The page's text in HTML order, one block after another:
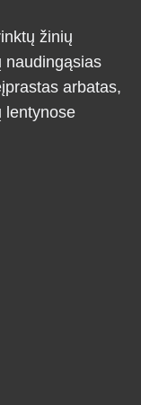
žinių
naudingąsias
arbatas,
lentynose